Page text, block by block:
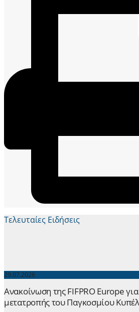
Τελευταίες Ειδήσεις
29.07.2026
Ανακοίνωση της FIFPRO Europe
μετατροπής του Παγκοσμίου